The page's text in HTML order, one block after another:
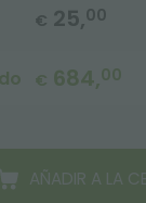
€ 25,00
€ 684,00
AÑADIR A LA